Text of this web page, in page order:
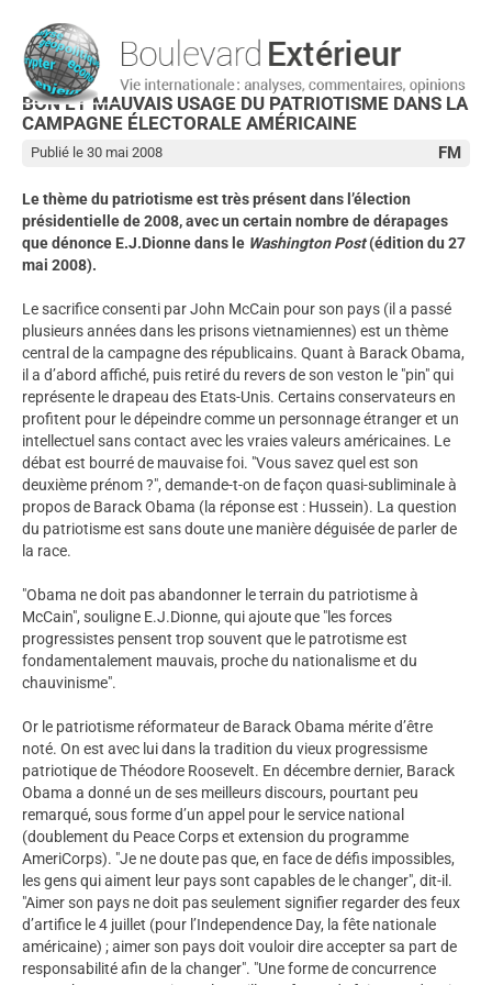
BON ET MAUVAIS USAGE DU PATRIOTISME DANS LA
CAMPAGNE ÉLECTORALE AMÉRICAINE
FM
Publié le 30 mai 2008
Le thème du patriotisme est très présent dans l’élection
présidentielle de 2008, avec un certain nombre de dérapages
que dénonce E.J.Dionne dans le Washington Post(édition du 27
mai 2008).
Le sacrifice consenti par John McCain pour son pays (il a passé
plusieurs années dans les prisons vietnamiennes) est un thème
central de la campagne des républicains. Quant à Barack Obama,
il a d’abord affiché, puis retiré du revers de son veston le "pin" qui
représente le drapeau des Etats-Unis. Certains conservateurs en
profitent pour le dépeindre comme un personnage étranger et un
intellectuel sans contact avec les vraies valeurs américaines. Le
débat est bourré de mauvaise foi. "Vous savez quel est son
deuxième prénom ?", demande-t-on de façon quasi-subliminale à
propos de Barack Obama (la réponse est : Hussein). La question
du patriotisme est sans doute une manière déguisée de parler de
la race.
"Obama ne doit pas abandonner le terrain du patriotisme à
McCain", souligne E.J.Dionne, qui ajoute que "les forces
progressistes pensent trop souvent que le patrotisme est
fondamentalement mauvais, proche du nationalisme et du
chauvinisme".
Or le patriotisme réformateur de Barack Obama mérite d’être
noté. On est avec lui dans la tradition du vieux progressisme
patriotique de Théodore Roosevelt. En décembre dernier, Barack
Obama a donné un de ses meilleurs discours, pourtant peu
remarqué, sous forme d’un appel pour le service national
(doublement du Peace Corps et extension du programme
AmeriCorps). "Je ne doute pas que, en face de défis impossibles,
les gens qui aiment leur pays sont capables de le changer", dit-il.
"Aimer son pays ne doit pas seulement signifier regarder des feux
d’artifice le 4 juillet (pour l’Independence Day, la fête nationale
américaine) ; aimer son pays doit vouloir dire accepter sa part de
responsabilité afin de la changer". "Une forme de concurrence